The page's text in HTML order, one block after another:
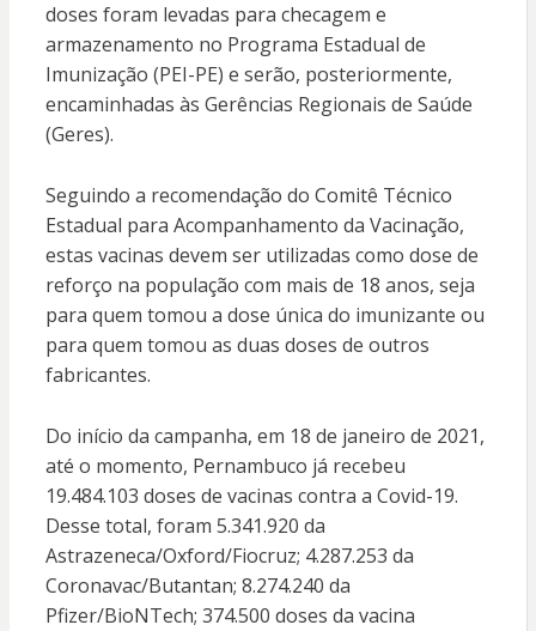
doses foram levadas para checagem e
armazenamento no Programa Estadual de
Imunização (PEI-PE) e serão, posteriormente,
encaminhadas às Gerências Regionais de Saúde
(Geres).
Seguindo a recomendação do Comitê Técnico
Estadual para Acompanhamento da Vacinação,
estas vacinas devem ser utilizadas como dose de
reforço na população com mais de 18 anos, seja
para quem tomou a dose única do imunizante ou
para quem tomou as duas doses de outros
fabricantes.
Do início da campanha, em 18 de janeiro de 2021,
até o momento, Pernambuco já recebeu
19.484.103 doses de vacinas contra a Covid-19.
Desse total, foram 5.341.920 da
Astrazeneca/Oxford/Fiocruz; 4.287.253 da
Coronavac/Butantan; 8.274.240 da
Pfizer/BioNTech; 374.500 doses da vacina